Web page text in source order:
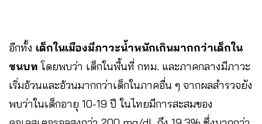
อีกทั้ง เด็กในเมืองมีภาวะน้ำหนักเกินมากกว่าเด็กใน
ชนบท โดยพบว่า เด็กในพื้นที่ กทม. และภาคกลางมีภาวะ
เริ่มอ้วนและอ้วนมากกว่าเด็กในภาคอื่น ๆ จากผลสำรวจยัง
พบว่าในเด็กอายุ 10-19 ปี ในไทยมีการสะสมของ